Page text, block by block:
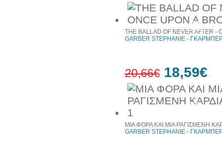
10%
έκπτωση
10%
THE BALLAD OF NEVER AFTER -
GARBER STEPHANIE -
20,66€ 18,59€
ΜΙΑ ΦΟΡΑ ΚΑΙ ΜΙΑ ΡΑΓΙΣΜΕΝΗ
GARBER STEPHANIE -